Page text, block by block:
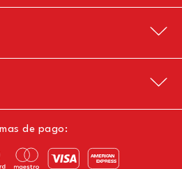
de pago: